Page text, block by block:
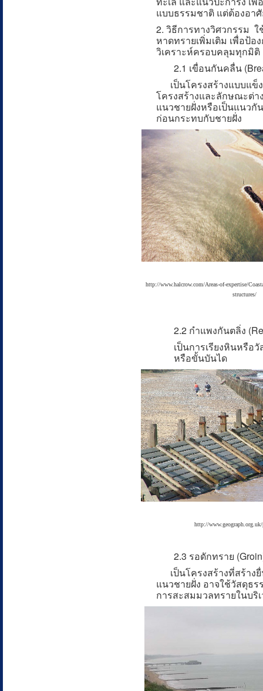
แบบธรรมชาติ แต่ต้องอา
2. วิธีการทางวิศวกรรม
หาดทรายเพิ่มเติม เพื่อป้
วิเคราะห์ครอบคลุมทุกมิติ
2.1 เขื่อนกันคลื่น
เป็นโครงสร้างแบบแข็
โครงสร้างและลักษณะต่
แนวชายฝั่งหรือเป็นแนวกั
ก่อนกระทบกับชายฝั่ง
http://www.halcrow.com/Areas-of-expertise/
structures/
2.2 กำแพงกันตลิ่ง
เป็นการเรียงหินหรือ
หรือขั้นบันได
http://
2.3 รอดักทราย
เป็นโครงสร้างที่สร้าง
แนวชายฝั่ง อาจใช้วัสดุธ
การสะสมมวลทรายในบ